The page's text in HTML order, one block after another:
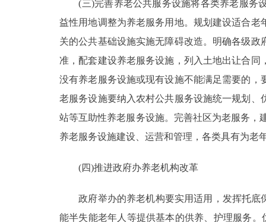
(三)完善养老公共服务设施将各类养老服务设
益性用地调整为养老服务用地。规划建设适合
关的公共基础设施实施无障碍改造。明确各级
准，配套建设养老服务设施，列入土地出让合
没有养老服务设施或现有设施不能满足需要的
老服务设施要纳入农村公共服务设施统一规划
站等互助性养老服务设施。完善社区为老服务，
养老服务设施建设、运营和管理，各类具有为老
(四)推进政府办养老机构改革
政府举办的养老机构要实用适用，发挥托底
能半失能老年人等提供基本的供养、护理服务